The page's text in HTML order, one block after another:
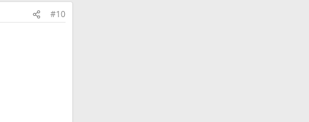
#10